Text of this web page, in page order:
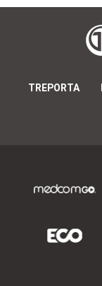
TREPORTA